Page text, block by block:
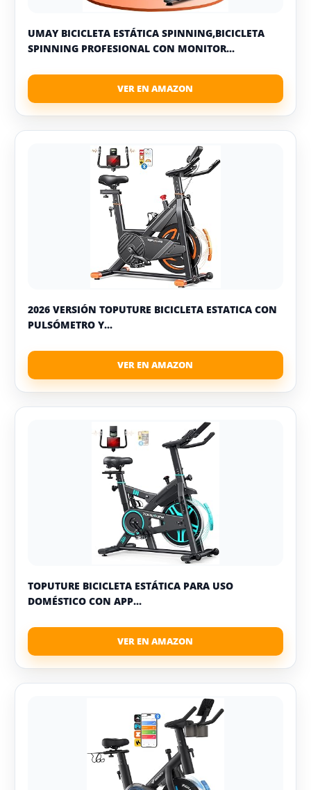
UMAY BICICLETA ESTÁTICA SPINNING,BICICLETA
SPINNING PROFESIONAL CON MONITOR...
2026 VERSIÓN TOPUTURE BICICLETA ESTATICA CON
PULSÓMETRO Y...
TOPUTURE BICICLETA ESTÁTICA PARA USO
DOMÉSTICO CON APP...